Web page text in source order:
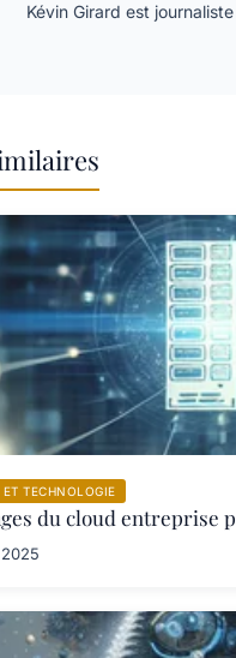
Kévin Girard est
TECHNOLOGIE
du cloud